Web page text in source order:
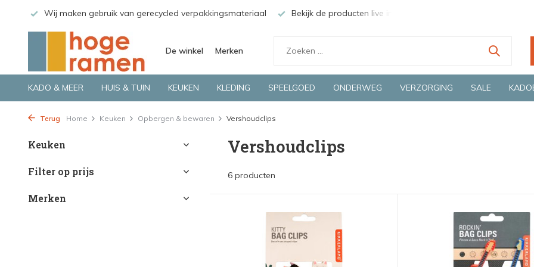
Wij maken gebruik van gerecycled verpakkingsmateriaal Bekijk de producten live in onze winkel in Deventer
De winkel Merken
KADO & MEER HUIS & TUIN KEUKEN KLEDING SPEELGOED ONDERWEG VERZORGING SALE
Terug Home Keuken Opbergen & bewaren Vershoudclips
Keuken
Filter op prijs
Merken
Vershoudclips
6 producten